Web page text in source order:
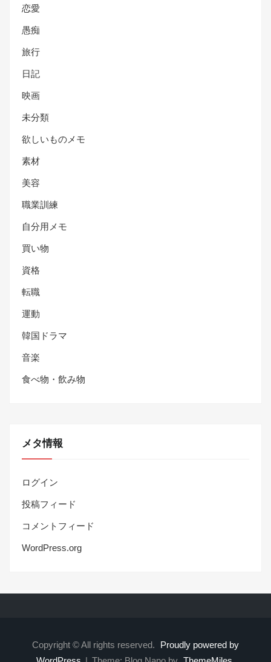
恋愛
愚痴
旅行
日記
映画
未分類
欲しいものメモ
素材
美容
職業訓練
自分用メモ
買い物
資格
転職
運動
韓国ドラマ
音楽
食べ物・飲み物
メタ情報
ログイン
投稿フィード
コメントフィード
WordPress.org
Copyright © All rights reserved.
Proudly powered by